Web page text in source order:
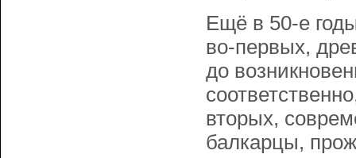
Ещё в 50-е
во-первых,
до
вторых,
балкарцы,